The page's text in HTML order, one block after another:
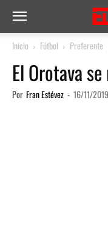
Inicio Fútbol Preferente
El Orotava
Por Fran Estévez - 16/11/2019